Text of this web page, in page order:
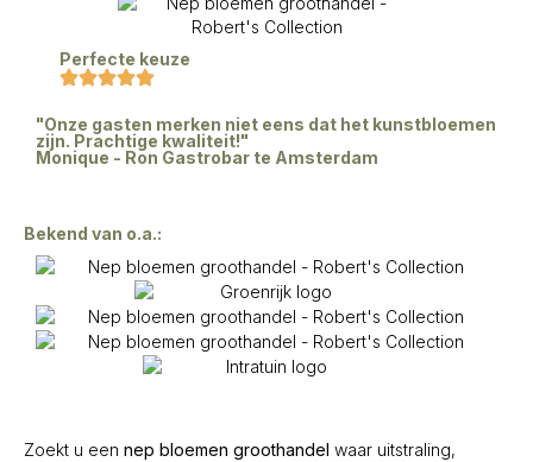
Perfecte keuze
"Onze gasten merken niet eens dat het kunstbloemen
zijn. Prachtige kwaliteit!"
Monique - Ron Gastrobar te Amsterdam
Bekend van o.a.:
Zoekt u een nep bloemen groothandel waar uitstraling,